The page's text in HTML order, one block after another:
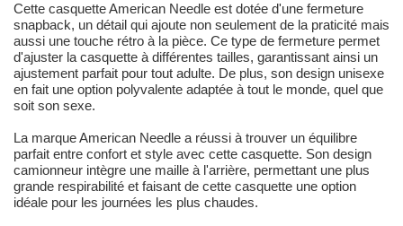
Cette casquette American Needle est dotée d'une fermeture
snapback, un détail qui ajoute non seulement de la praticité mais
aussi une touche rétro à la pièce. Ce type de fermeture permet
d'ajuster la casquette à différentes tailles, garantissant ainsi un
ajustement parfait pour tout adulte. De plus, son design unisexe
en fait une option polyvalente adaptée à tout le monde, quel que
soit son sexe.
La marque American Needle a réussi à trouver un équilibre
parfait entre confort et style avec cette casquette. Son design
camionneur intègre une maille à l'arrière, permettant une plus
grande respirabilité et faisant de cette casquette une option
idéale pour les journées les plus chaudes.